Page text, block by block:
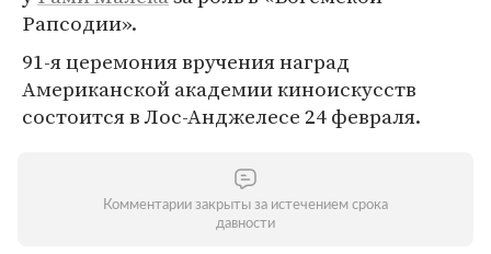
Рапсодии».
91-я церемония вручения наград
Американской академии киноискусств
состоится в Лос-Анджелесе 24 февраля.
Комментарии закрыты за истечением срока
давности